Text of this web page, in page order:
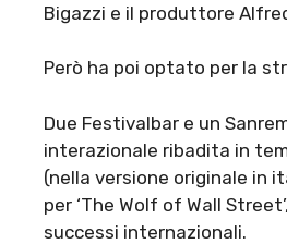
Bigazzi e il produttore
Però ha poi optato per la
Due Festivalbar e un
interazionale ribadita in
(nella versione originale in
per ‘The Wolf of Wall
successi internazionali.